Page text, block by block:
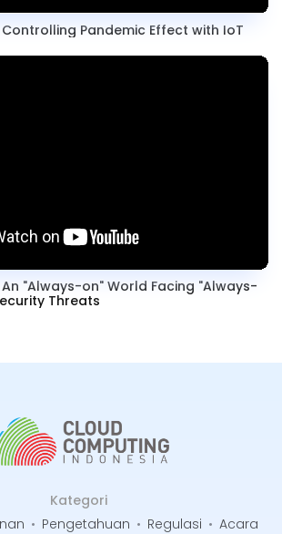
Pandemic Effect with IoT
"Always-on" World Facing "Always-
Threats
Kategori
• Pengetahuan • Regulasi • Acara